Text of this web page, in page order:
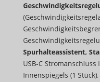
Spurhalteassistent,
USB-C
Innenspiegels (1 Stück),